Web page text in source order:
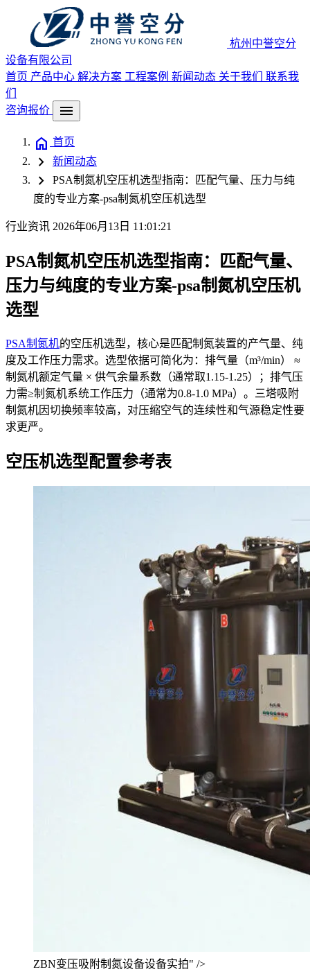
杭州中誉空分
设备有限公司
首页 产品中心 解决方案 工程案例 新闻动态 关于我们 联系我
们
咨询报价
menu
home 首页
chevron_right 新闻动态
chevron_right
PSA制氮机空压机选型指南：匹配气量、压力与纯
度的专业方案-psa制氮机空压机选型
行业资讯 2026年06月13日 11:01:21
PSA制氮机空压机选型指南：匹配气量、
压力与纯度的专业方案-psa制氮机空压机
选型
PSA制氮机的空压机选型，核心是匹配制氮装置的产气量、纯
度及工作压力需求。选型依据可简化为：排气量（m³/min） ≈
制氮机额定气量 × 供气余量系数（通常取1.15-1.25）；排气压
力需≥制氮机系统工作压力（通常为0.8-1.0 MPa）。三塔吸附
制氮机因切换频率较高，对压缩空气的连续性和气源稳定性要
求更严。
空压机选型配置参考表
ZBN变压吸附制氮设备设备实拍" />